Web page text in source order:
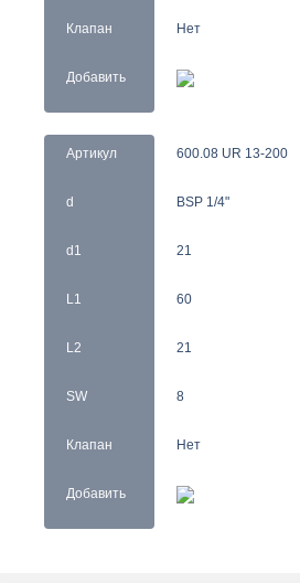
Клапан
Добавить
Нет
Артикул
d
d1
L1
L2
SW
Клапан
Добавить
600.08 UR 13-200
BSP 1/4"
21
60
21
8
Нет